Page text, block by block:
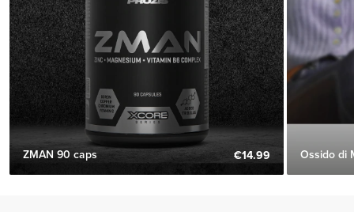
ZMAN 90 caps €14.99 Ossido di